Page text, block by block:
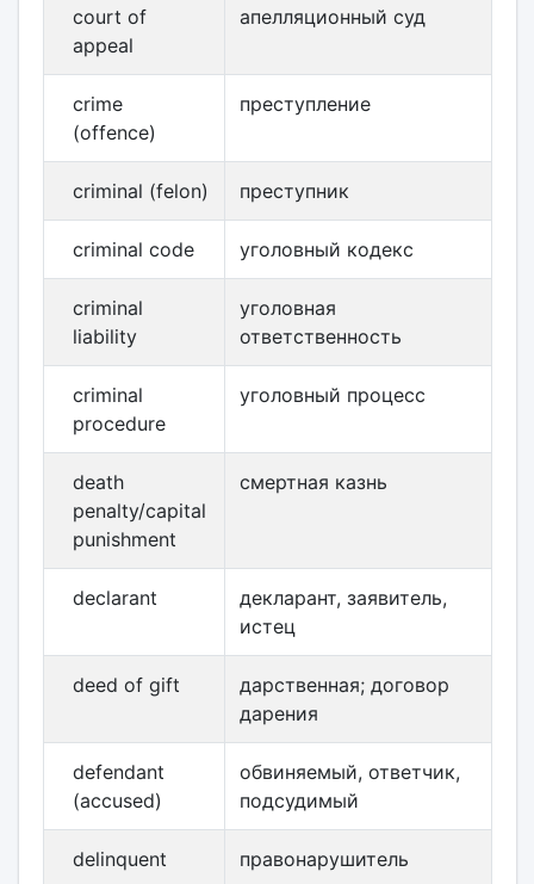
court of
appeal
апелляционный суд
crime
(offence)
преступление
criminal (felon) преступник
criminal code уголовный кодекс
criminal
liability
уголовная
ответственность
criminal
procedure
уголовный процесс
death
penalty/capital
punishment
смертная казнь
declarant
декларант, заявитель,
истец
deed of gift
дарственная; договор
дарения
defendant
(accused)
обвиняемый, ответчик,
подсудимый
delinquent правонарушитель